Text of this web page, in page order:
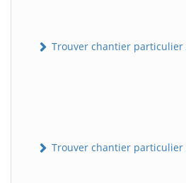
Trouver chantier particulier
Trouver chantier particulier